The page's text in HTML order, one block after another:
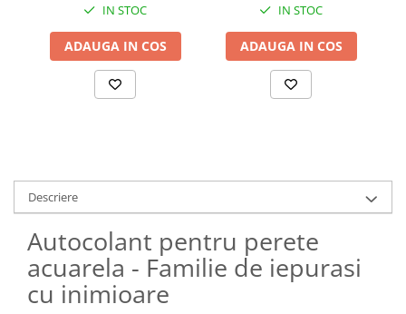
IN STOC
ADAUGA IN COS
IN STOC
ADAUGA IN COS
Descriere
Autocolant pentru perete
acuarela - Familie de iepurasi
cu inimioare